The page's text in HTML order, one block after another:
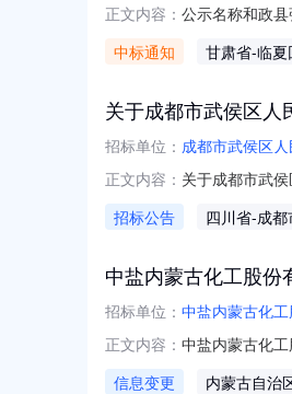
正文内容： 公示名称和政
三、标段概算
中标通知 甘肃省-临夏
关于成都市武侯区人
招标单位： 成都市武侯区
正文内容： 关于成都市武
见附件）二、
招标公告 四川省-成都
中盐内蒙古化工股
招标单位： 中盐内蒙古化
正文内容： 中盐内蒙古化
信息变更
内蒙古自治